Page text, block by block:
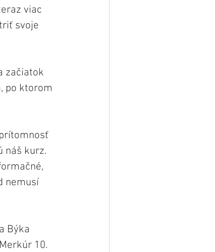
viac
svoje
začiatok
po ktorom
náš kurz.
nemusí
Býka
10.